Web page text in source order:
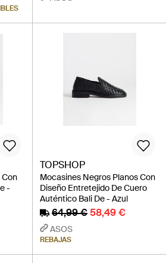
Con
-
TOPSHOP
Mocasines Negros Planos Con
Diseño Entretejido De Cuero
Auténtico Bali De - Azul
64,99 €58,49 €
ASOS
REBAJAS